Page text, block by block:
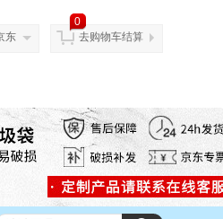
东
0
去购物车结算